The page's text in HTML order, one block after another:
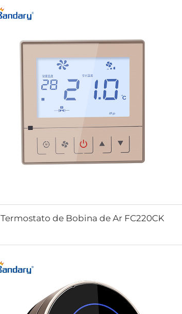
Termostato de Bobina de Ar FC220CK